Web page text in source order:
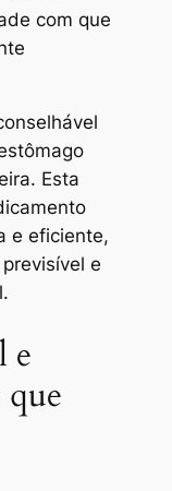
com que
Esta
e eficiente,
e
e